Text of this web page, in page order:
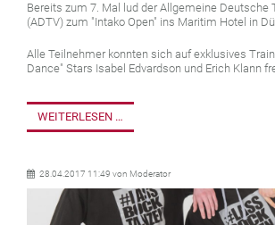
Bereits zum 7. Mal lud der Allgemeine Deutsche
(ADTV) zum "Intako Open" ins Maritim Hotel in
Alle Teilnehmer konnten sich auf exklusives
Dance" Stars Isabel Edvardson und Erich Klann
WEITERLESEN …
28.04.2017 11:49 von Moderator